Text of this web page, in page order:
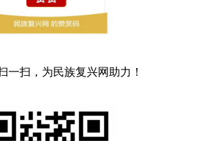
一扫，为民族复兴网助力！